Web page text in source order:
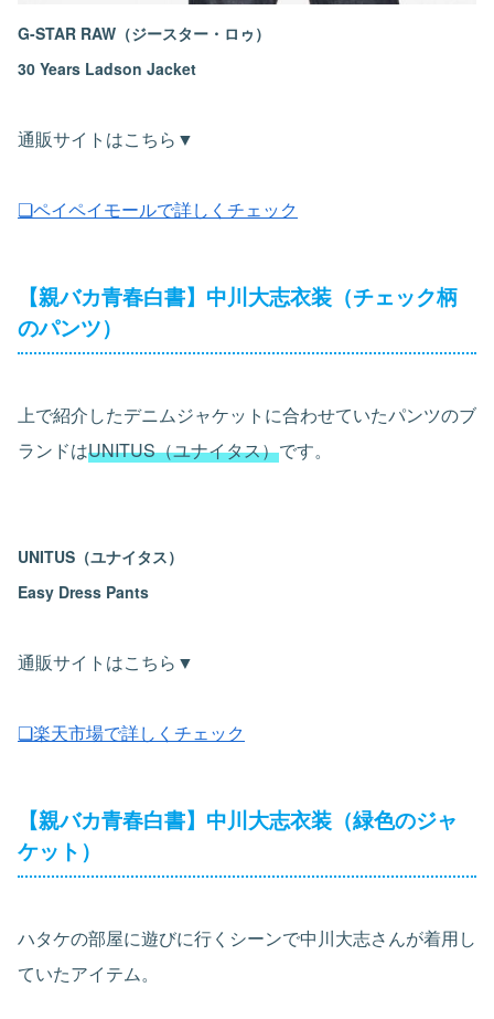
G-STAR RAW（ジースター・ロゥ）
30 Years Ladson Jacket
通販サイトはこちら▼
❏ペイペイモールで詳しくチェック
【親バカ青春白書】中川大志衣装（チェック柄
のパンツ）
上で紹介したデニムジャケットに合わせていたパンツのブ
ランドはUNITUS（ユナイタス）です。
UNITUS（ユナイタス）
Easy Dress Pants
通販サイトはこちら▼
❏楽天市場で詳しくチェック
【親バカ青春白書】中川大志衣装（緑色のジャ
ケット）
ハタケの部屋に遊びに行くシーンで中川大志さんが着用し
ていたアイテム。